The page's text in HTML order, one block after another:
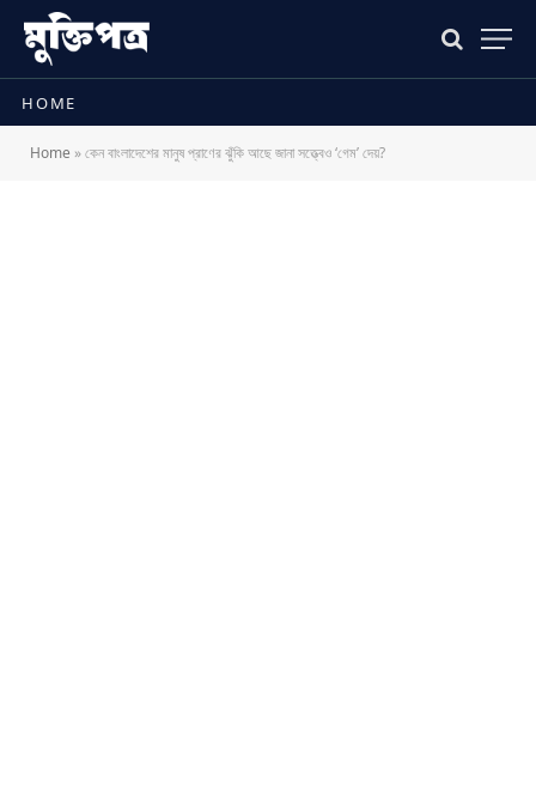
HOME
Home »কেন বাংলাদেশের মানুষ প্রাণের ঝুঁকি আছে জানা সত্ত্বেও ‘গেম’ দেয়?